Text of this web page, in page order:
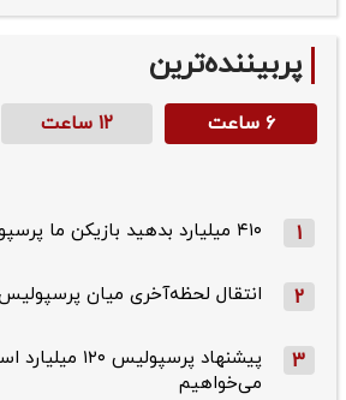
پربیننده‌ترین
۶ ساعت ۱۲ ساعت
1 ۴۱۰ میلیارد بدهید بازیکن ما پرسپولیسی می‌شود
2 انتقال لحظه‌آخری میان
3
می‌خواهیم